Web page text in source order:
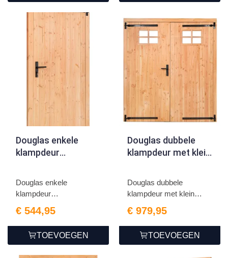
Douglas enkele
klampdeur
rechtsdraaiend
Douglas enkele
klampdeur
buiten...
€ 544,95
TOEVOEGEN
Douglas dubbele
klampdeur met klein
buitenmaat,
linksdraaiend
Douglas dubbele
klampdeur met klein
€ 979,95
TOEVOEGEN